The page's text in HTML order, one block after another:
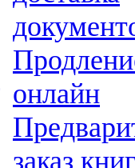
онлайн
заказ